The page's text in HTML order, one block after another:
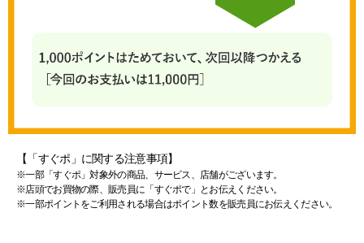
【「すぐポ」に関する注意事項】
※一部「すぐポ」対象外の商品、サービス、店舗がございます。
※店頭でお買物の際、販売員に「すぐポで」とお伝えください。
※一部ポイントをご利用される場合はポイント数を販売員にお伝えください。